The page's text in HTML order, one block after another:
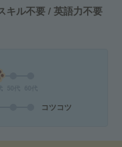
キル不要 / 英語力不要
コツコツ